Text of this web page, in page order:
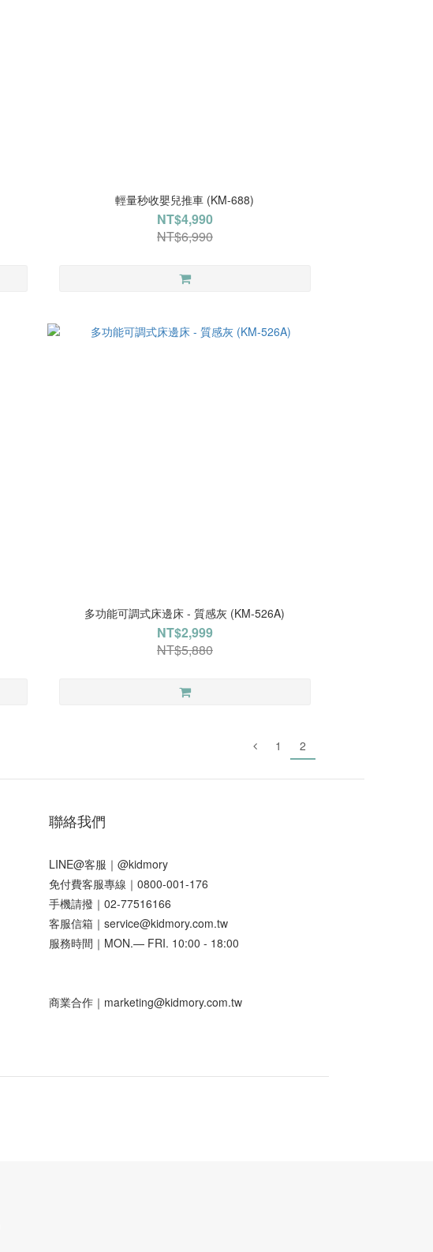
輕量秒收嬰兒推車 (KM-688)
NT$4,990
NT$6,990
多功能可調式床邊床 - 質感灰 (KM-526A)
NT$2,999
NT$5,880
1 2
聯絡我們
LINE@客服｜ @kidmory
免付費客服專線｜0800-001-176
手機請撥｜02-77516166
客服信箱｜service@kidmory.com.tw
服務時間｜MON.— FRI. 10:00 - 18:00
商業合作｜marketing@kidmory.com.tw